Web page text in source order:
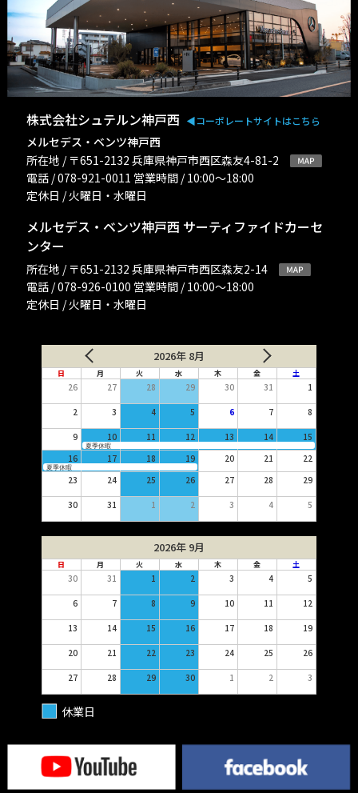
株式会社シュテルン神戸西 ◀︎コーポレートサイトはこちら
メルセデス・ベンツ神戸西
所在地 / 〒651-2132 兵庫県神戸市西区森友4-81-2
電話 / 078-921-0011 営業時間 / 10:00〜18:00
定休日 / 火曜日・水曜日
メルセデス・ベンツ神戸西 サーティファイドカーセ
ンター
所在地 / 〒651-2132 兵庫県神戸市西区森友2-14
電話 / 078-926-0100 営業時間 / 10:00〜18:00
定休日 / 火曜日・水曜日
2026年 8月
日 月 火 水 木 金 土
26 27 28 29 30 31 1
2 3 4 5 6 7 8
9 10 11 12 13 14 15
夏季休暇
16 17 18 19 20 21 22
夏季休暇
23 24 25 26 27 28 29
30 31 1 2 3 4 5
2026年 9月
日 月 火 水 木 金 土
30 31 1 2 3 4 5
6 7 8 9 10 11 12
13 14 15 16 17 18 19
20 21 22 23 24 25 26
27 28 29 30 1 2 3
休業日